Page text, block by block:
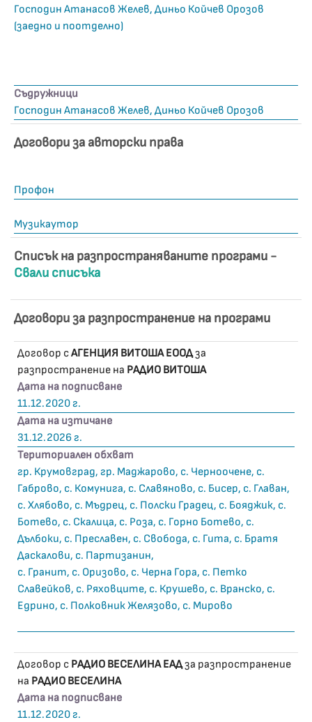
Господин Атанасов Желев, Диньо Койчев Орозов
(заедно и поотделно)
Съдружници
Господин Атанасов Желев, Диньо Койчев Орозов
Договори за авторски права
Профон
Музикаутор
Списък на разпространяваните програми -
Свали списъка
Договори за разпространение на програми
Договор сАГЕНЦИЯ ВИТОША ЕООДза
разпространение на РАДИО ВИТОША
Дата на подписване
11.12.2020 г.
Дата на изтичане
31.12.2026 г.
Териториален обхват
гр. Крумовград, гр. Маджарово, с. Черноочене, с.
Габрово, с. Комунига, с. Славяново, с. Бисер, с. Главан,
с. Хлябово, с. Мъдрец, с. Полски Градец, с. Бояджик, с.
Ботево, с. Скалица, с. Роза, с. Горно Ботево, с.
Дълбоки, с. Преславен, с. Свобода, с. Гита, с. Братя
Даскалови, с. Партизанин,
с. Гранит, с. Оризово, с. Черна Гора, с. Петко
Славейков, с. Ряховците, с. Крушево, с. Вранско, с.
Едрино, с. Полковник Желязово, с. Мирово
Договор с РАДИО ВЕСЕЛИНА ЕАДза разпространение
на РАДИО ВЕСЕЛИНА
Дата на подписване
11.12.2020 г.